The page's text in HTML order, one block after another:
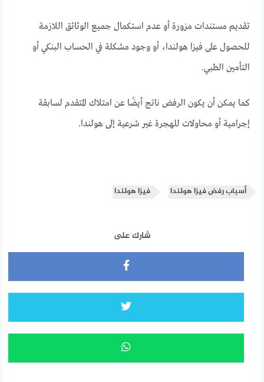
تقديم مستندات مزورة أو عدم استكمال جميع الوثائق اللازمة
للحصول على فيزا هولندا، أو وجود مشكلة في الحساب البنكي أو
التأمين الطبي.
كما يمكن أن يكون الرفض ناتج أيضًا عن امتلاك المتقدم لسابقة
إجرامية أو محاولات للهجرة غير شرعية إلى هولندا.
أسباب رفض فيزا هولندا فيزا هولندا
شارك على